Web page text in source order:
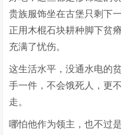
贵族服饰坐在古堡只剩下
正用木棍石块耕种脚下贫
充满了忧伤。
这生活水平，没通水电的
手一件，不会饿死人，更
走。
哪怕他作为领主，也不过